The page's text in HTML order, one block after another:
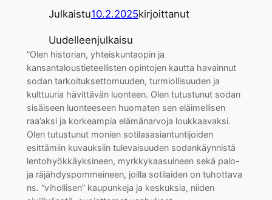
Julkaistu10.2.2025kirjoittanut
Uudelleenjulkaisu
”Olen historian, yhteiskuntaopin ja
kansantaloustieteellisten opintojen kautta havainnut
sodan tarkoituksettomuuden, turmiollisuuden ja
kulttuuria hävittävän luonteen. Olen tutustunut sodan
sisäiseen luonteeseen huomaten sen eläimellisen
raa’aksi ja korkeampia elämänarvoja loukkaavaksi.
Olen tutustunut monien sotilasasiantuntijoiden
esittämiin kuvauksiin tulevaisuuden sodankäynnistä
lentohyökkäyksineen, myrkkykaasuineen sekä palo-
ja räjähdyspommeineen, joilla sotilaiden on tuhottava
ns. “vihollisen” kaupunkeja ja keskuksia, niiden